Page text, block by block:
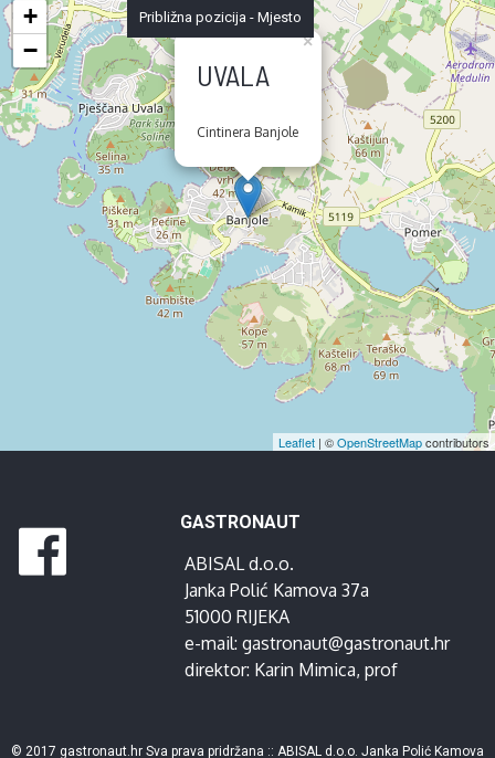
UVALA
Cintinera Banjole
×
+
−
Leaflet | ©OpenStreetMapcontributors
Približna pozicija - Mjesto
GASTRONAUT
ABISAL d.o.o.
Janka Polić Kamova 37a
51000 RIJEKA
e-mail: gastronaut@gastronaut.hr
direktor: Karin Mimica, prof
© 2017 gastronaut.hr Sva prava pridržana :: ABISAL d.o.o. Janka Polić Kamova